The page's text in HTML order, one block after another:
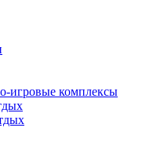
игровые комплексы